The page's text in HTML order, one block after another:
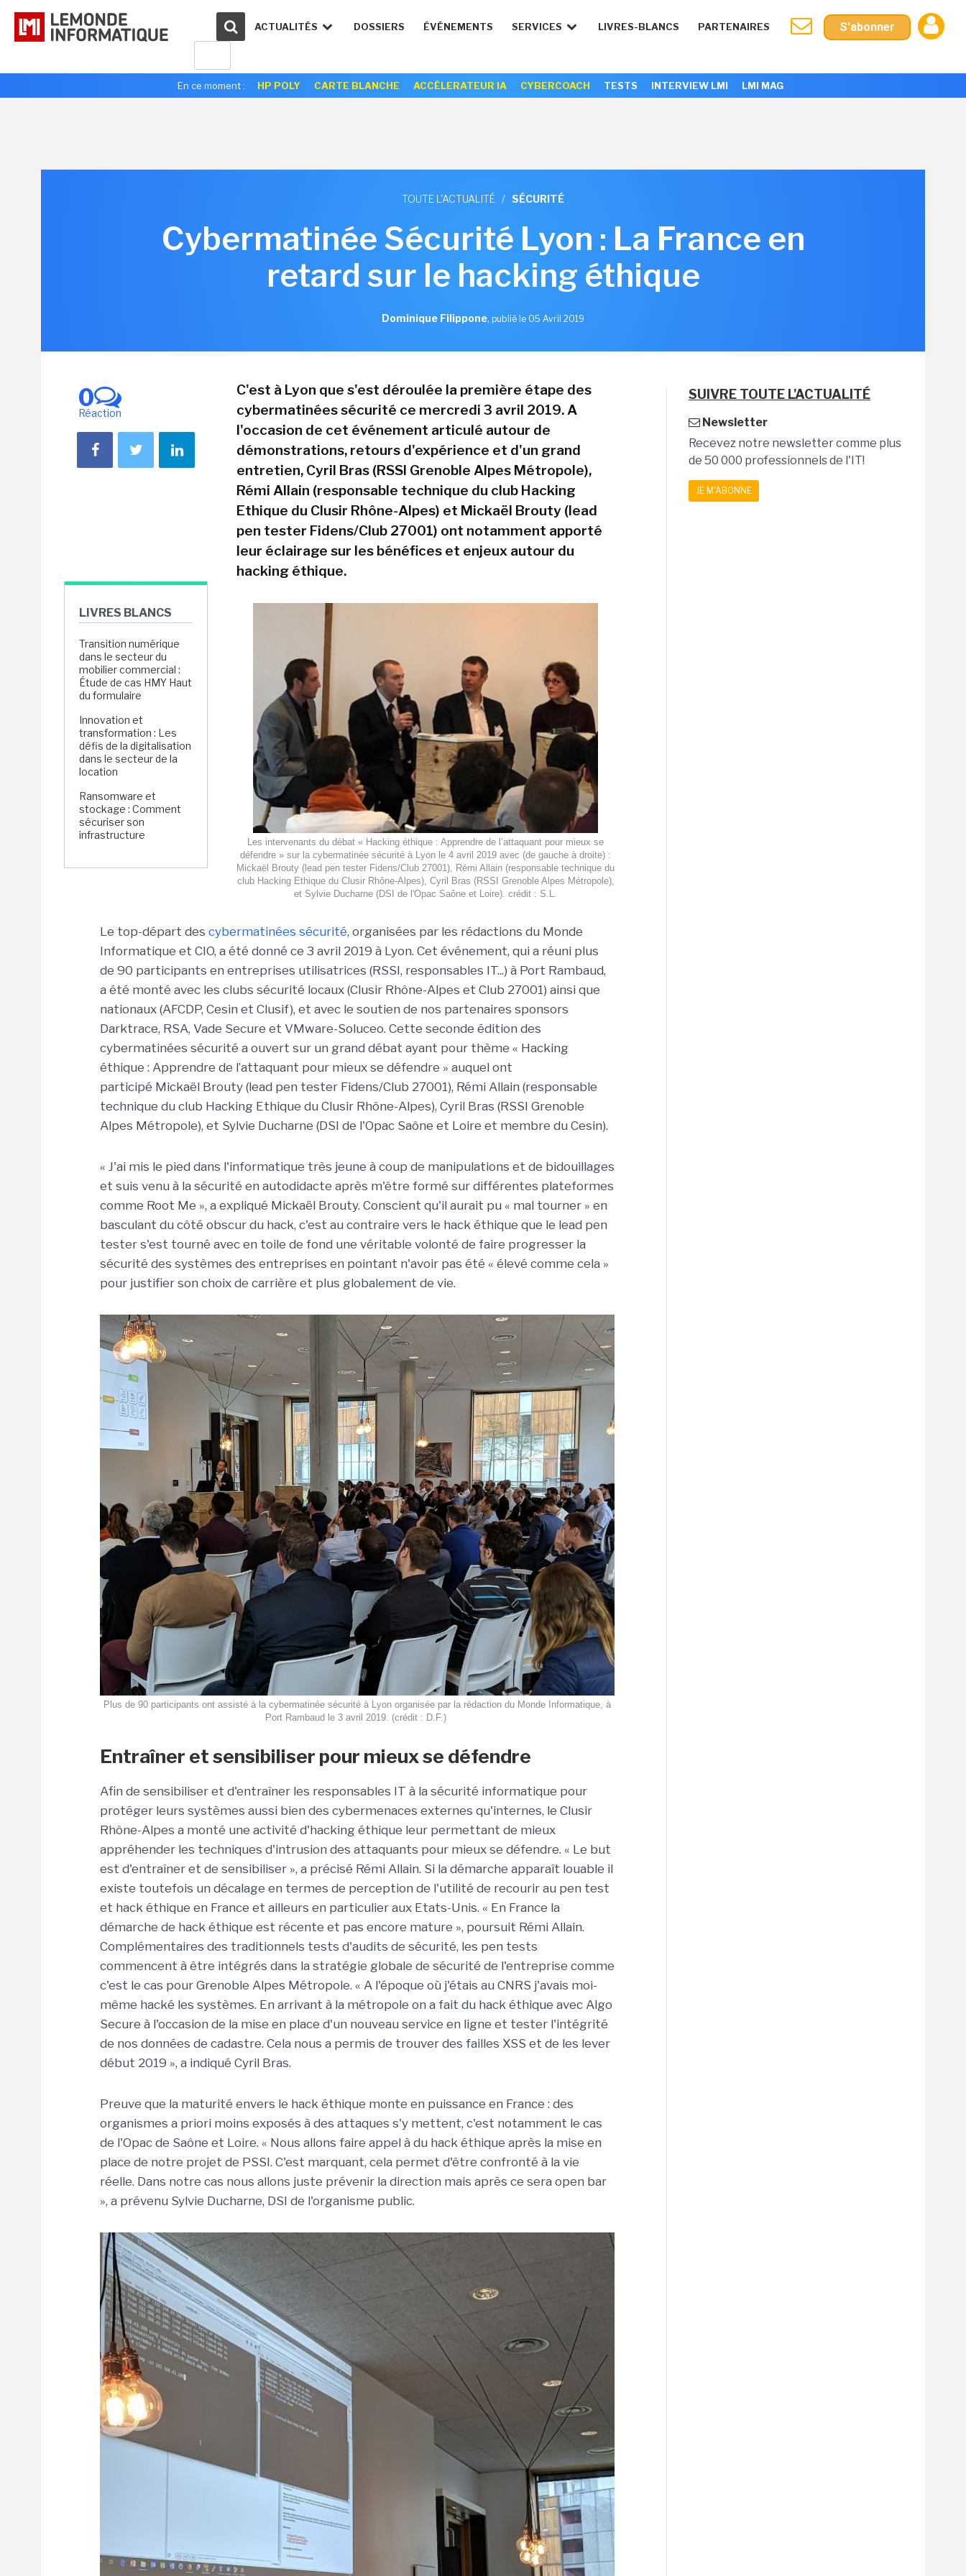
ACTUALITÉS DOSSIERS ÉVÉNEMENTS SERVICES LIVRES-BLANCS PARTENAIRES S'abonner
En ce moment : HP POLY CARTE BLANCHE ACCÉLERATEUR IA CYBERCOACH TESTS INTERVIEW LMI LMI MAG
TOUTE L'ACTUALITÉ / SÉCURITÉ
Cybermatinée Sécurité Lyon : La France en
retard sur le hacking éthique
Dominique Filippone, publié le 05 Avril 2019
0
Réaction
LIVRES BLANCS
Transition numérique
dans le secteur du
mobilier commercial :
Étude de cas HMY Haut
du formulaire
Innovation et
transformation : Les
défis de la digitalisation
dans le secteur de la
location
Ransomware et
stockage : Comment
sécuriser son
infrastructure
C'est à Lyon que s'est déroulée la première étape des
cybermatinées sécurité ce mercredi 3 avril 2019. A
l'occasion de cet événement articulé autour de
démonstrations, retours d'expérience et d'un grand
entretien, Cyril Bras (RSSI Grenoble Alpes Métropole),
Rémi Allain (responsable technique du club Hacking
Ethique du Clusir Rhône-Alpes) et Mickaël Brouty (lead
pen tester Fidens/Club 27001) ont notamment apporté
leur éclairage sur les bénéfices et enjeux autour du
hacking éthique.
Les intervenants du débat « Hacking éthique : Apprendre de l’attaquant pour mieux se
défendre » sur la cybermatinée sécurité à Lyon le 4 avril 2019 avec (de gauche à droite) :
Mickaël Brouty (lead pen tester Fidens/Club 27001), Rémi Allain (responsable technique du
club Hacking Ethique du Clusir Rhône-Alpes), Cyril Bras (RSSI Grenoble Alpes Métropole),
et Sylvie Ducharne (DSI de l'Opac Saône et Loire). crédit : S.L.
Le top-départ des cybermatinées sécurité, organisées par les rédactions du Monde
Informatique et CIO, a été donné ce 3 avril 2019 à Lyon. Cet événement, qui a réuni plus
de 90 participants en entreprises utilisatrices (RSSI, responsables IT...) à Port Rambaud,
a été monté avec les clubs sécurité locaux (Clusir Rhône-Alpes et Club 27001) ainsi que
nationaux (AFCDP, Cesin et Clusif), et avec le soutien de nos partenaires sponsors
Darktrace, RSA, Vade Secure et VMware-Soluceo. Cette seconde édition des
cybermatinées sécurité a ouvert sur un grand débat ayant pour thème « Hacking
éthique : Apprendre de l’attaquant pour mieux se défendre » auquel ont
participé Mickaël Brouty (lead pen tester Fidens/Club 27001), Rémi Allain (responsable
technique du club Hacking Ethique du Clusir Rhône-Alpes), Cyril Bras (RSSI Grenoble
Alpes Métropole), et Sylvie Ducharne (DSI de l'Opac Saône et Loire et membre du Cesin).
« J'ai mis le pied dans l'informatique très jeune à coup de manipulations et de bidouillages
et suis venu à la sécurité en autodidacte après m'être formé sur différentes plateformes
comme Root Me », a expliqué Mickaël Brouty. Conscient qu'il aurait pu « mal tourner » en
basculant du côté obscur du hack, c'est au contraire vers le hack éthique que le lead pen
tester s'est tourné avec en toile de fond une véritable volonté de faire progresser la
sécurité des systèmes des entreprises en pointant n'avoir pas été « élevé comme cela »
pour justifier son choix de carrière et plus globalement de vie.
Plus de 90 participants ont assisté à la cybermatinée sécurité à Lyon organisée par la rédaction du Monde Informatique, à
Port Rambaud le 3 avril 2019. (crédit : D.F.)
Entraîner et sensibiliser pour mieux se défendre
Afin de sensibiliser et d'entraîner les responsables IT à la sécurité informatique pour
protéger leurs systèmes aussi bien des cybermenaces externes qu'internes, le Clusir
Rhône-Alpes a monté une activité d'hacking éthique leur permettant de mieux
appréhender les techniques d'intrusion des attaquants pour mieux se défendre. « Le but
est d'entraîner et de sensibiliser », a précisé Rémi Allain. Si la démarche apparaît louable il
existe toutefois un décalage en termes de perception de l'utilité de recourir au pen test
et hack éthique en France et ailleurs en particulier aux Etats-Unis. « En France la
démarche de hack éthique est récente et pas encore mature », poursuit Rémi Allain.
Complémentaires des traditionnels tests d'audits de sécurité, les pen tests
commencent à être intégrés dans la stratégie globale de sécurité de l'entreprise comme
c'est le cas pour Grenoble Alpes Métropole. « A l'époque où j'étais au CNRS j'avais moi-
même hacké les systèmes. En arrivant à la métropole on a fait du hack éthique avec Algo
Secure à l'occasion de la mise en place d'un nouveau service en ligne et tester l'intégrité
de nos données de cadastre. Cela nous a permis de trouver des failles XSS et de les lever
début 2019 », a indiqué Cyril Bras.
Preuve que la maturité envers le hack éthique monte en puissance en France : des
organismes a priori moins exposés à des attaques s'y mettent, c'est notamment le cas
de l'Opac de Saône et Loire. « Nous allons faire appel à du hack éthique après la mise en
place de notre projet de PSSI. C'est marquant, cela permet d'être confronté à la vie
réelle. Dans notre cas nous allons juste prévenir la direction mais après ce sera open bar
», a prévenu Sylvie Ducharne, DSI de l'organisme public.
SUIVRE TOUTE L'ACTUALITÉ
Newsletter
Recevez notre newsletter comme plus
de 50 000 professionnels de l'IT!
JE M'ABONNE